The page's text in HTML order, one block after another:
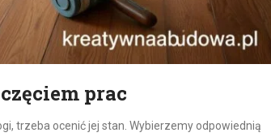
prac
trzeba ocenić jej stan. Wybierzemy odpowiednią